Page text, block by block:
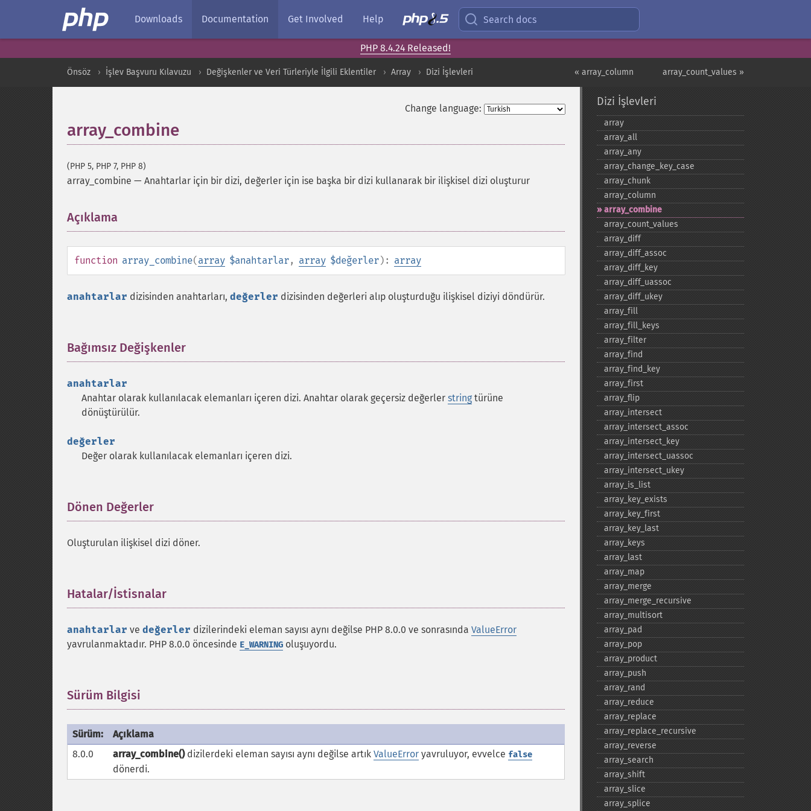
Downloads Documentation Get Involved Help Search docs
PHP 8.4.24 Released!
array_count_values »
« array_column
Önsöz İşlev Başvuru Kılavuzu Değişkenler ve Veri Türleriyle İlgili Eklentiler Array Dizi İşlevleri
Change language:
array_combine
(PHP 5, PHP 7, PHP 8)
array_combine — Anahtarlar için bir dizi, değerler için ise başka bir dizi kullanarak bir ilişkisel dizi oluşturur
Açıklama
function array_combine(array $anahtarlar, array $değerler): array
anahtarlar dizisinden anahtarları, değerler dizisinden değerleri alıp oluşturduğu ilişkisel diziyi döndürür.
Bağımsız Değişkenler
anahtarlar
Anahtar olarak kullanılacak elemanları içeren dizi. Anahtar olarak geçersiz değerler string türüne
dönüştürülür.
değerler
Değer olarak kullanılacak elemanları içeren dizi.
Dönen Değerler
Oluşturulan ilişkisel dizi döner.
Hatalar/İstisnalar
anahtarlar ve değerler dizilerindeki eleman sayısı aynı değilse PHP 8.0.0 ve sonrasında ValueError
yavrulanmaktadır. PHP 8.0.0 öncesinde E_WARNING oluşuyordu.
Sürüm Bilgisi
Sürüm:
Açıklama
8.0.0
array_combine()dizilerdeki eleman sayısı aynı değilse artık ValueError yavruluyor, evvelce false
dönerdi.
Dizi İşlevleri
array
array_​all
array_​any
array_​change_​key_​case
array_​chunk
array_​column
array_​combine
array_​count_​values
array_​diff
array_​diff_​assoc
array_​diff_​key
array_​diff_​uassoc
array_​diff_​ukey
array_​fill
array_​fill_​keys
array_​filter
array_​find
array_​find_​key
array_​first
array_​flip
array_​intersect
array_​intersect_​assoc
array_​intersect_​key
array_​intersect_​uassoc
array_​intersect_​ukey
array_​is_​list
array_​key_​exists
array_​key_​first
array_​key_​last
array_​keys
array_​last
array_​map
array_​merge
array_​merge_​recursive
array_​multisort
array_​pad
array_​pop
array_​product
array_​push
array_​rand
array_​reduce
array_​replace
array_​replace_​recursive
array_​reverse
array_​search
array_​shift
array_​slice
array_​splice